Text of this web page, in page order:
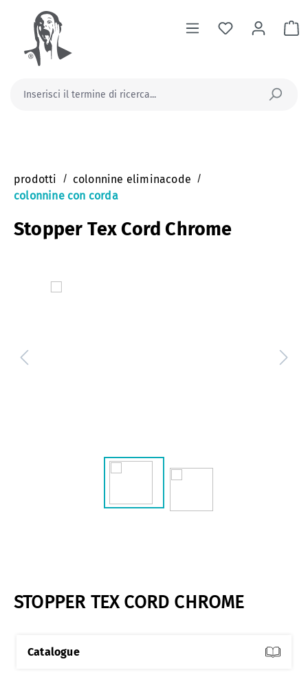
principale
Il
prodotti / colonnine eliminacode /
colonnine con corda
Stopper Tex Cord Chrome
STOPPER TEX CORD CHROME
Catalogue